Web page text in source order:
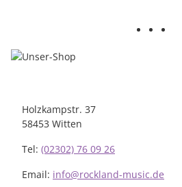
Holzkampstr. 37
58453 Witten
Tel: (02302) 76 09 26
Email: info@rockland-music.de